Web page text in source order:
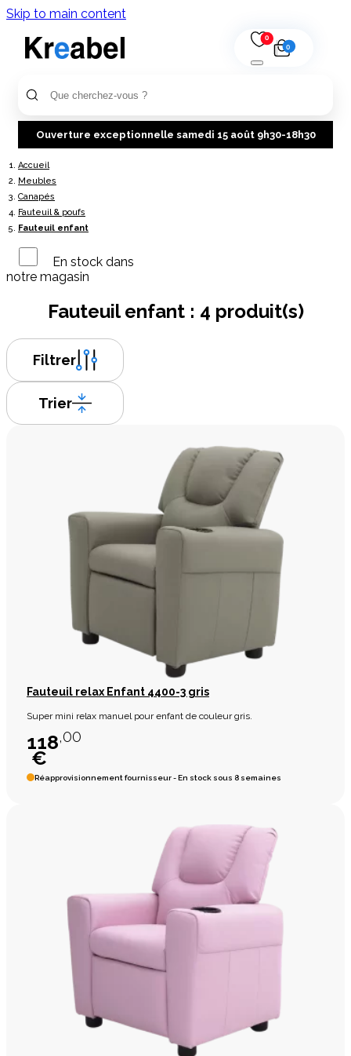
Skip to main content
0
0
Ouverture exceptionnelle samedi 15 août 9h30-18h30
Accueil
Meubles
Canapés
Fauteuil & poufs
Fauteuil enfant
En stock dans
notre magasin
Fauteuil enfant : 4 produit(s)
Filtrer
Trier
Fauteuil relax Enfant 4400-3 gris
Super mini relax manuel pour enfant de couleur gris.
118,00
€
Réapprovisionnement fournisseur - En stock sous 8 semaines